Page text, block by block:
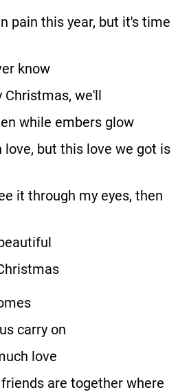
pain this year, but it's time
know
we'll
while embers glow
love, but this love we got is
it through my eyes, then
carry on
love
are together where